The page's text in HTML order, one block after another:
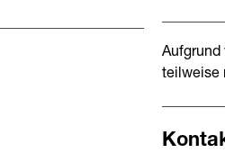
Aufgrund
teilweise